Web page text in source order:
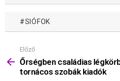
SIÓFOK
Mutass
többet
Előző
Őrségben családias
tornácos szobák kiadók